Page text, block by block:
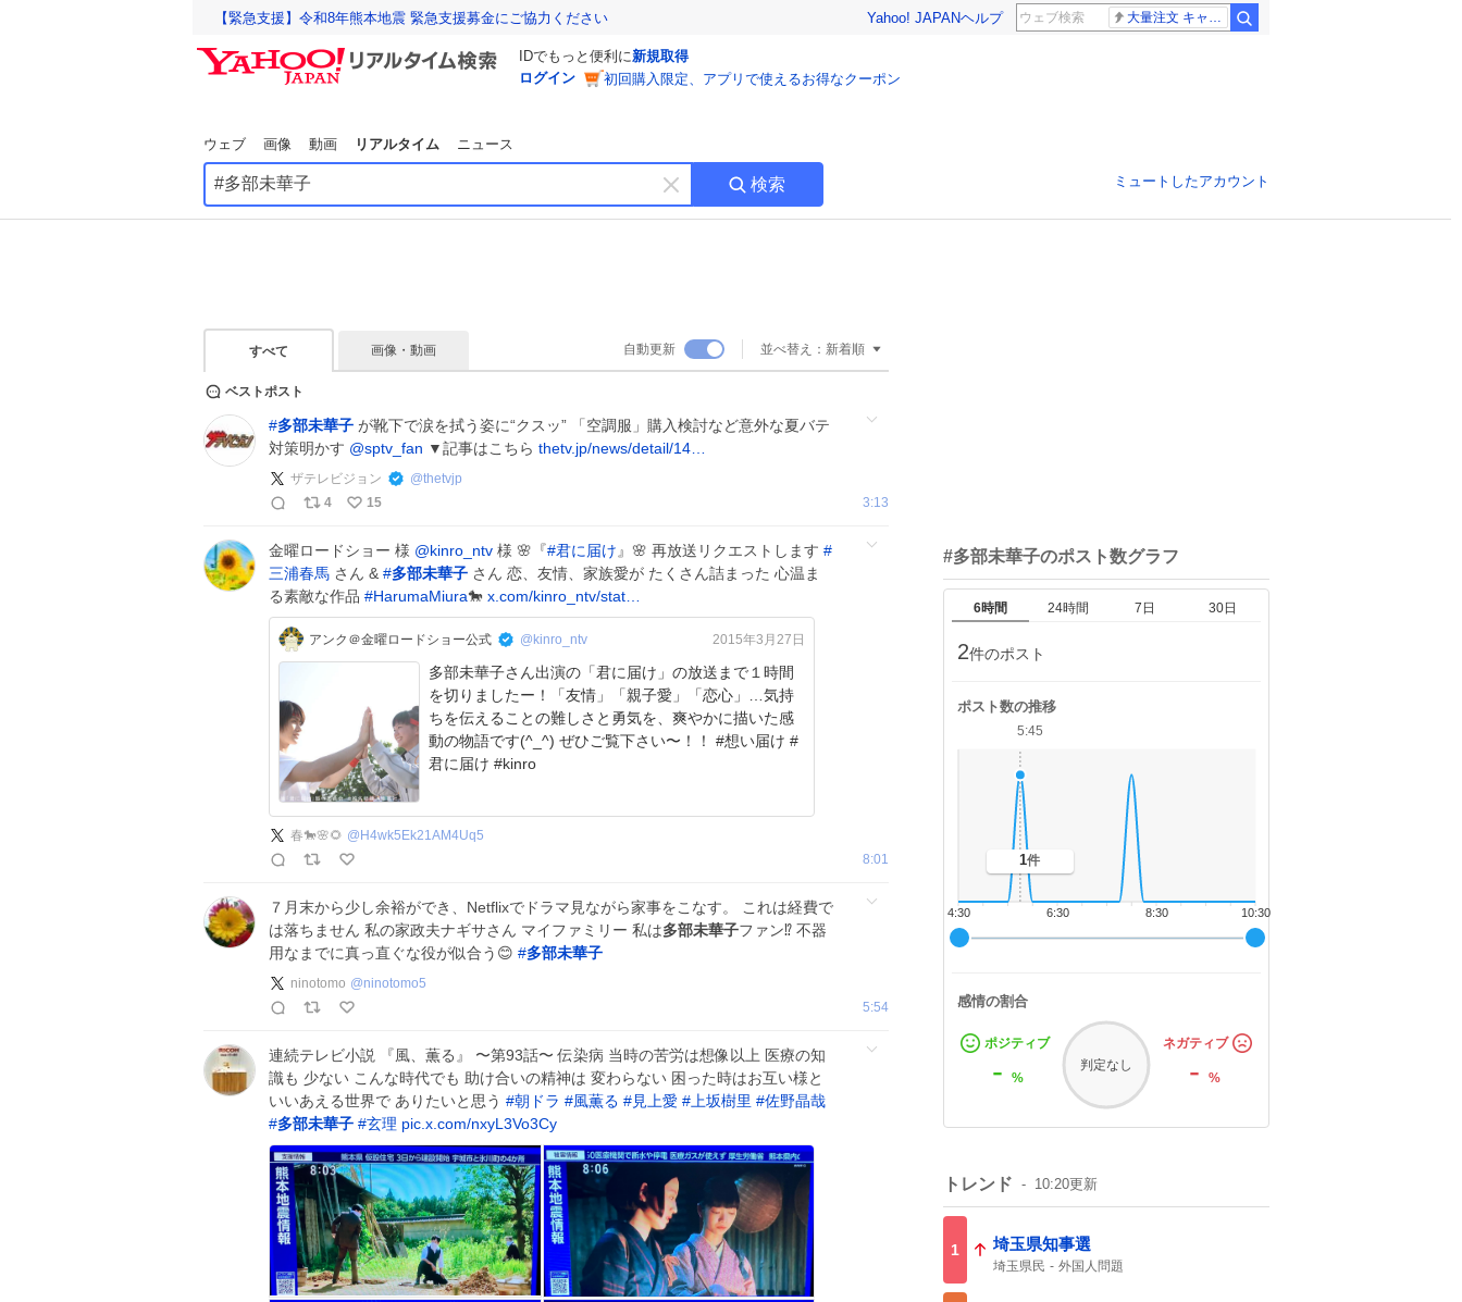
【緊急支援】令和8年熊本地震 緊急支援募金にご協力ください Yahoo! JAPANヘルプ 大量注文 キャンセル
IDでもっと便利に新規取得
ログイン
初回購入限定、アプリで使えるお得なクーポン
ウェブ 画像 動画 リアルタイム ニュース
キ
ー
す
検索 ミュートしたアカウント
すべて 画像・動画 自動更新 並べ替え： 新着順
ベストポスト
#多部未華子 が靴下で涙を拭う姿に“クスッ” 「空調服」購入検討など意外な夏バテ
対策明かす @sptv_fan ▼記事はこちら thetv.jp/news/detail/14…
ザテレビジョン @thetvjp
4
15 3:13
金曜ロードショー 様 @kinro_ntv 様 🌸『#君に届け 』🌸 再放送リクエストします #
三浦春馬 さん & #多部未華子 さん 恋、友情、家族愛が たくさん詰まった 心温ま
る素敵な作品 #HarumaMiura🐎 x.com/kinro_ntv/stat…
アンク＠金曜ロードショー公式 @kinro_ntv 2015年3月27日
多部未華子さん出演の「君に届け」の放送まで１時間
を切りましたー！「友情」「親子愛」「恋心」…気持
ちを伝えることの難しさと勇気を、爽やかに描いた感
動の物語です(^_^) ぜひご覧下さい〜！！ #想い届け #
君に届け #kinro
春🐎🌸🌻 @ H4wk5Ek21AM4Uq5
8:01
７月末から少し余裕ができ、Netflixでドラマ見ながら家事をこなす。 これは経費で
は落ちません 私の家政夫ナギサさん マイファミリー 私は多部未華子ファン⁉️ 不器
用なまでに真っ直ぐな役が似合う😊 #多部未華子
ninotomo @ninotomo5
5:54
連続テレビ小説 『風、薫る』 〜第93話〜 伝染病 当時の苦労は想像以上 医療の知
識も 少ない こんな時代でも 助け合いの精神は 変わらない 困った時はお互い様と
いいあえる世界で ありたいと思う #朝ドラ #風薫る #見上愛 # 上坂樹里 #佐野晶哉
#多部未華子 #玄理 pic.x.com/nxyL3Vo3Cy
#多部未華子のポスト数グラフ
6時間 24時間 7日 30日
2件のポスト
ポスト数の推移
10:30
8:30
6:30
4:30
5:45
1件
感情の割合
ポジティブ
- %
判定なし
ネガティブ
-%
トレンド 10:20更新
1 埼玉県知事選
埼玉県民 外国人問題